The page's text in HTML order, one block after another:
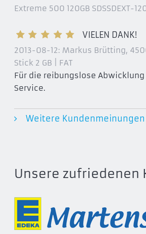
Extreme 500 120GB SDSSDEXT-
VIELEN DANK!
2013-08-12: Markus Brütting,
Stick 2 GB | FAT
Für die reibungslose
Service.
Weitere Kundenmeinungen
Unsere zufriedenen